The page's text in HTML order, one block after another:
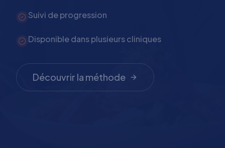
Suivi de progression
Disponible dans plusieurs cliniques
Découvrir la méthode